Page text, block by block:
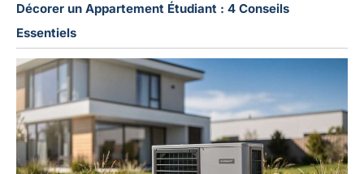
Décorer un Appartement Étudiant : 4 Conseils
Essentiels